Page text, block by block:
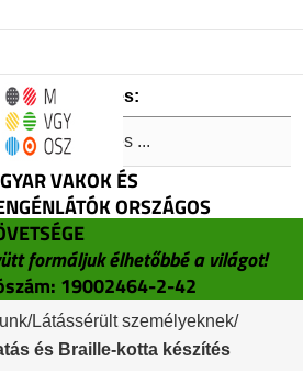
VAKOK ÉS
ORSZÁGOS
formáljuk élhetőbbé a világot!
19002464-2-42
Keresés:
/Látássérült személyeknek/
és Braille-kotta készítés